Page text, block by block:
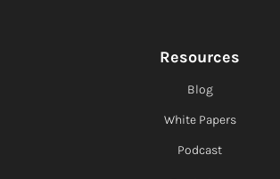
Resources
Blog
White Papers
Podcast